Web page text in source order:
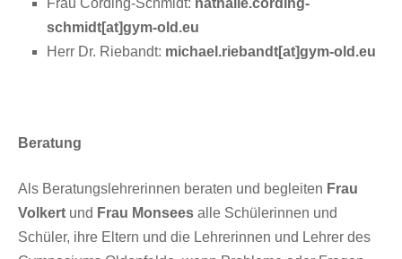
Frau Cording-Schmidt: nathalie.cording-
schmidt[at]gym-old.eu
Herr Dr. Riebandt: michael.riebandt[at]gym-old.eu
Beratung
Als Beratungslehrerinnen beraten und begleiten Frau
Volkert und Frau Monsees alle Schülerinnen und
Schüler, ihre Eltern und die Lehrerinnen und Lehrer des